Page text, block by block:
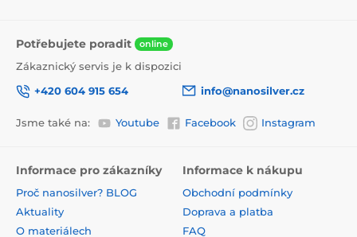
Potřebujete poradit online
Zákaznický servis je k dispozici
+420 604 915 654
info@nanosilver.cz
Jsme také na: Youtube Facebook Instagram
Informace pro zákazníky
Proč nanosilver? BLOG
Aktuality
O materiálech
Informace k nákupu
Obchodní podmínky
Doprava a platba
FAQ